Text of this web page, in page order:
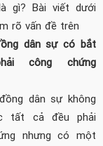
gì? Bài viết dưới
rõ vấn đề trên
dân sự có bắt
công chứng
dân sự không
tất cả đều phải
nhưng có một